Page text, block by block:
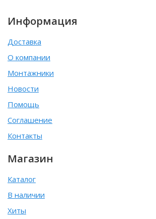
Информация
Доставка
О компании
Монтажники
Новости
Помощь
Соглашение
Контакты
Магазин
Каталог
В наличии
Хиты